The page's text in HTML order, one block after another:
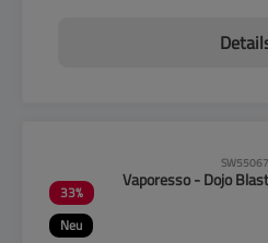
33%
Neu
SW55067
Vaporesso - Dojo